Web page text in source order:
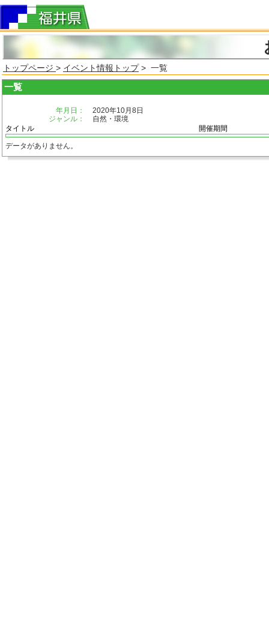
トップページ > イベント情報トップ> 一覧
一覧
年月日：
2020年10月8日
ジャンル：
自然・環境
タイトル
開催期間
データがありません。